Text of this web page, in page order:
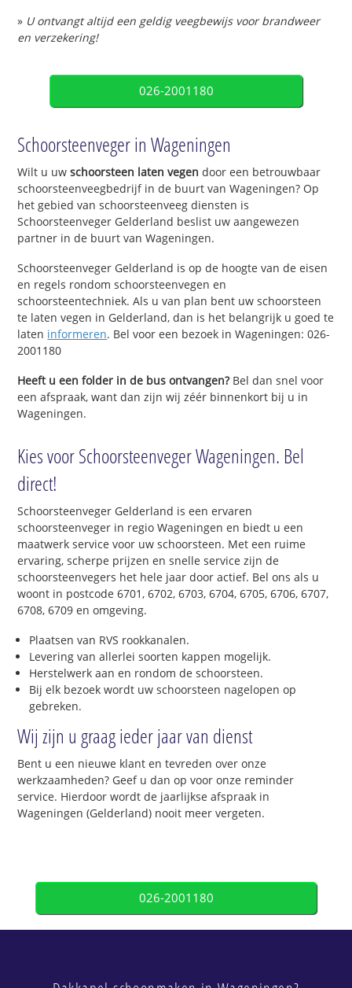
» U ontvangt altijd een geldig veegbewijs voor brandweer
en verzekering!
026-2001180
Schoorsteenveger in Wageningen
Wilt u uwschoorsteen laten vegen door een betrouwbaar
schoorsteenveegbedrijf in de buurt van Wageningen? Op
het gebied van schoorsteenveeg diensten is
Schoorsteenveger Gelderland beslist uw aangewezen
partner in de buurt van Wageningen.
Schoorsteenveger Gelderland is op de hoogte van de eisen
en regels rondom schoorsteenvegen en
schoorsteentechniek. Als u van plan bent uw schoorsteen
te laten vegen in Gelderland, dan is het belangrijk u goed te
laten informeren. Bel voor een bezoek in Wageningen: 026-
2001180
Heeft u een folder in de bus ontvangen?Bel dan snel voor
een afspraak, want dan zijn wij zéér binnenkort bij u in
Wageningen.
Kies voor Schoorsteenveger Wageningen. Bel
direct!
Schoorsteenveger Gelderland is een ervaren
schoorsteenveger in regio Wageningen en biedt u een
maatwerk service voor uw schoorsteen. Met een ruime
ervaring, scherpe prijzen en snelle service zijn de
schoorsteenvegers het hele jaar door actief. Bel ons als u
woont in postcode 6701, 6702, 6703, 6704, 6705, 6706, 6707,
6708, 6709 en omgeving.
Plaatsen van RVS rookkanalen.
Levering van allerlei soorten kappen mogelijk.
Herstelwerk aan en rondom de schoorsteen.
Bij elk bezoek wordt uw schoorsteen nagelopen op
gebreken.
Wij zijn u graag ieder jaar van dienst
Bent u een nieuwe klant en tevreden over onze
werkzaamheden? Geef u dan op voor onze reminder
service. Hierdoor wordt de jaarlijkse afspraak in
Wageningen (Gelderland) nooit meer vergeten.
026-2001180